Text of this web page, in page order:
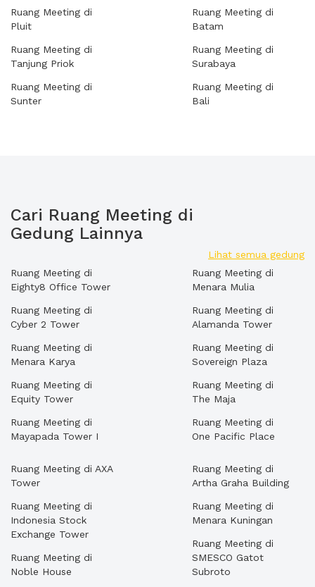
Ruang Meeting di
Pluit
Ruang Meeting di
Tanjung Priok
Ruang Meeting di
Sunter
Ruang Meeting di
Batam
Ruang Meeting di
Surabaya
Ruang Meeting di
Bali
Cari Ruang Meeting di
Gedung Lainnya
Lihat semua gedung
Ruang Meeting di
Eighty8 Office Tower
Ruang Meeting di
Cyber 2 Tower
Ruang Meeting di
Menara Karya
Ruang Meeting di
Equity Tower
Ruang Meeting di
Mayapada Tower I
Ruang Meeting di
Menara Mulia
Ruang Meeting di
Alamanda Tower
Ruang Meeting di
Sovereign Plaza
Ruang Meeting di
The Maja
Ruang Meeting di
One Pacific Place
Ruang Meeting di AXA
Tower
Ruang Meeting di
Indonesia Stock
Exchange Tower
Ruang Meeting di
Noble House
Ruang Meeting di
Artha Graha Building
Ruang Meeting di
Menara Kuningan
Ruang Meeting di
SMESCO Gatot
Subroto